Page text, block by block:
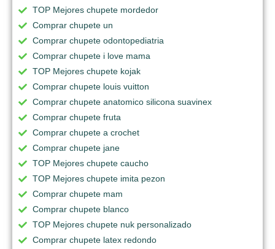
TOP Mejores chupete mordedor
Comprar chupete un
Comprar chupete odontopediatria
Comprar chupete i love mama
TOP Mejores chupete kojak
Comprar chupete louis vuitton
Comprar chupete anatomico silicona suavinex
Comprar chupete fruta
Comprar chupete a crochet
Comprar chupete jane
TOP Mejores chupete caucho
TOP Mejores chupete imita pezon
Comprar chupete mam
Comprar chupete blanco
TOP Mejores chupete nuk personalizado
Comprar chupete latex redondo